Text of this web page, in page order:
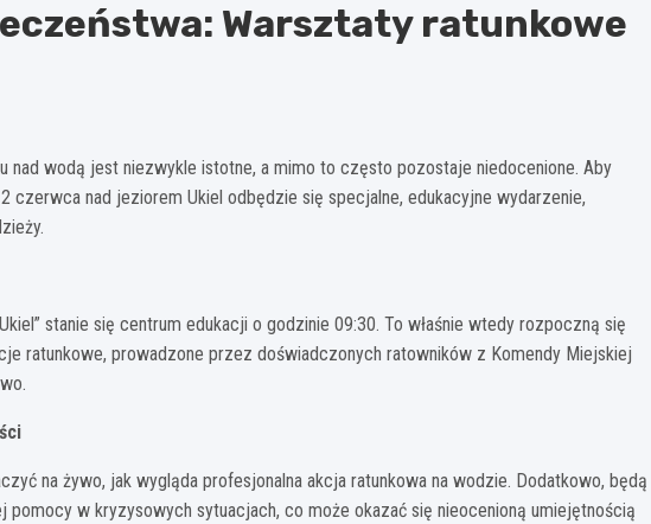
Warsztaty ratunkowe
wodą jest niezwykle istotne, a mimo to często pozostaje niedocenione. Aby
nad jeziorem Ukiel odbędzie się specjalne, edukacyjne wydarzenie,
stanie się centrum edukacji o godzinie 09:30. To właśnie wtedy rozpoczną się
ratunkowe, prowadzone przez doświadczonych ratowników z Komendy Miejskiej
na żywo, jak wygląda profesjonalna akcja ratunkowa na wodzie. Dodatkowo, będą
pomocy w kryzysowych sytuacjach, co może okazać się nieocenioną umiejętnością